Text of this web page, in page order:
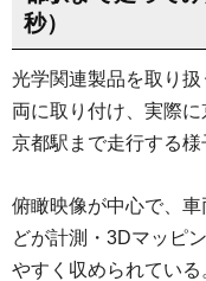
秒）
光学関連製品を取り
両に取り付け、実際に
京都駅まで走行する様
俯瞰映像が中心で、
どが計測・3Dマッピ
やすく収められている